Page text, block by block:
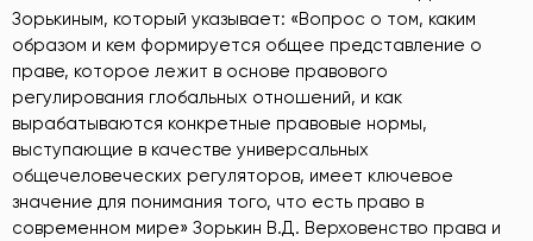
Зорькиным, который указывает: «Вопрос о том, каким
образом и кем формируется общее представление о
праве, которое лежит в основе правового
регулирования глобальных отношений, и как
вырабатываются конкретные правовые нормы,
выступающие в качестве универсальных
общечеловеческих регуляторов, имеет ключевое
значение для понимания того, что есть право в
современном мире» Зорькин В.Д. Верховенство права и